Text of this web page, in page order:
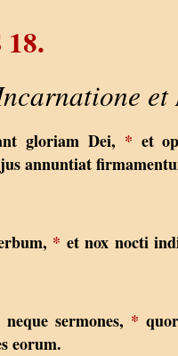
et
gloriam Dei, * et
annuntiat
* et nox nocti
sermones, *
eorum.